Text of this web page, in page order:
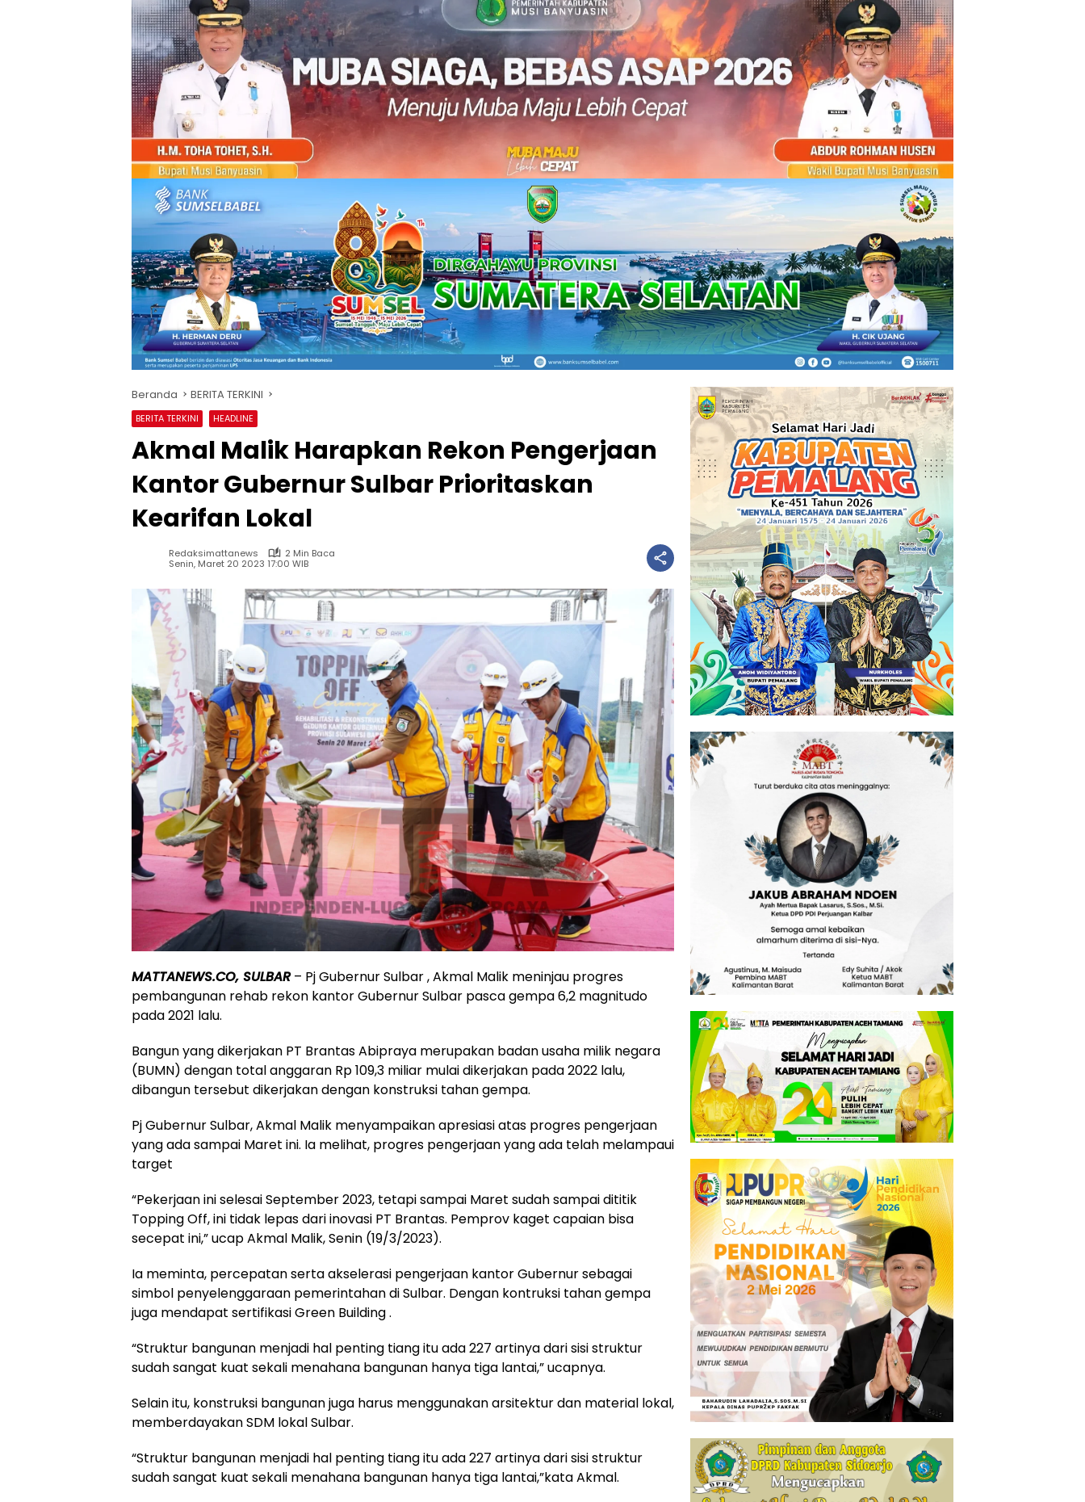
Beranda BERITA TERKINI
BERITA TERKINI HEADLINE
Akmal Malik Harapkan Rekon Pengerjaan
Kantor Gubernur Sulbar Prioritaskan
Kearifan Lokal
Redaksimattanews
2 Min Baca
Senin, Maret 20 2023 17:00 WIB
MATTANEWS.CO, SULBAR– Pj Gubernur Sulbar , Akmal Malik meninjau progres
pembangunan rehab rekon kantor Gubernur Sulbar pasca gempa 6,2 magnitudo
pada 2021 lalu.
Bangun yang dikerjakan PT Brantas Abipraya merupakan badan usaha milik negara
(BUMN) dengan total anggaran Rp 109,3 miliar mulai dikerjakan pada 2022 lalu,
dibangun tersebut dikerjakan dengan konstruksi tahan gempa.
Pj Gubernur Sulbar, Akmal Malik menyampaikan apresiasi atas progres pengerjaan
yang ada sampai Maret ini. Ia melihat, progres pengerjaan yang ada telah melampaui
target
“Pekerjaan ini selesai September 2023, tetapi sampai Maret sudah sampai dititik
Topping Off, ini tidak lepas dari inovasi PT Brantas. Pemprov kaget capaian bisa
secepat ini,” ucap Akmal Malik, Senin (19/3/2023).
Ia meminta, percepatan serta akselerasi pengerjaan kantor Gubernur sebagai
simbol penyelenggaraan pemerintahan di Sulbar. Dengan kontruksi tahan gempa
juga mendapat sertifikasi Green Building .
“Struktur bangunan menjadi hal penting tiang itu ada 227 artinya dari sisi struktur
sudah sangat kuat sekali menahana bangunan hanya tiga lantai,” ucapnya.
Selain itu, konstruksi bangunan juga harus menggunakan arsitektur dan material lokal,
memberdayakan SDM lokal Sulbar.
“Struktur bangunan menjadi hal penting tiang itu ada 227 artinya dari sisi struktur
sudah sangat kuat sekali menahana bangunan hanya tiga lantai,”kata Akmal.